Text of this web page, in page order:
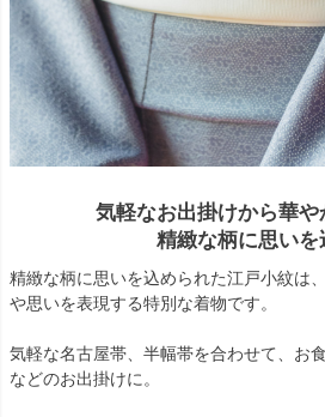
気軽なお出掛けから華や
精緻な柄に思いを
精緻な柄に思いを込められた江戸小紋は
や思いを表現する特別な着物です。
気軽な名古屋帯、半幅帯を合わせて、お
などのお出掛けに。